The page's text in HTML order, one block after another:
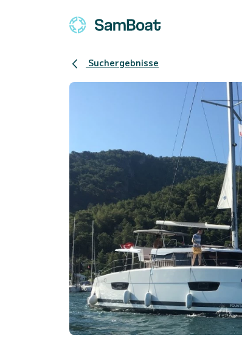
Suchergebnisse